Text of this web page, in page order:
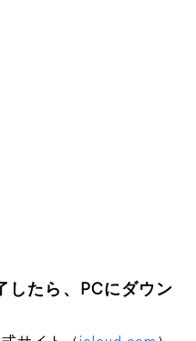
したら、PCにダウン